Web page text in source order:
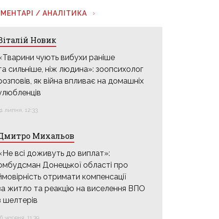
/ АНАЛІТИКА
Новик
чують вибухи раніше
сильніше, ніж людина»: зоопсихолог
як війна впливає на домашніх
липня, 12:33
Михальов
всі доживуть до виплат»:
Донецької області про
отримати компенсації
житло та реакцію на виселення ВПО
шелтерів
червня, 11:39